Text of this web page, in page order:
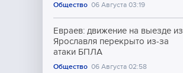
Общество 06 Августа 03:19
Евраев: движение на выезде из
Ярославля перекрыто из-за
атаки БПЛА
Общество 06 Августа 02:58